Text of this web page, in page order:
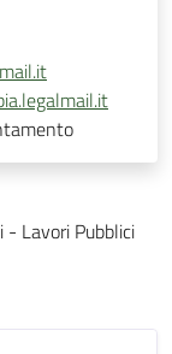
Lavori Pubblici